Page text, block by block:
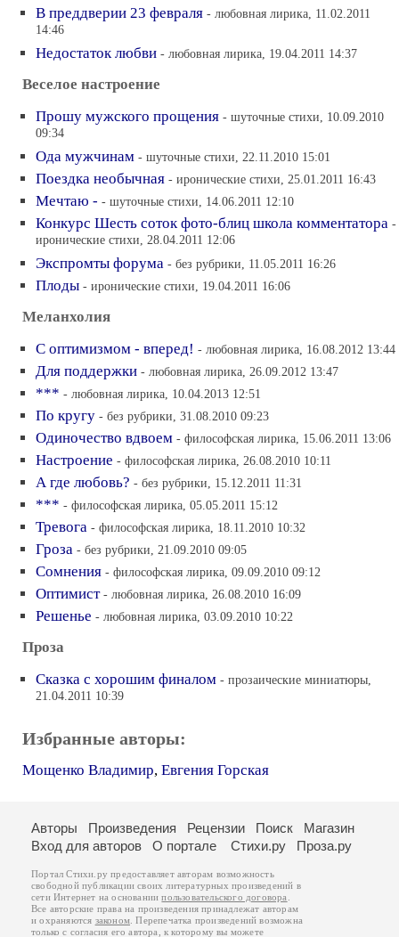
В преддверии 23 февраля - любовная лирика, 11.02.2011
14:46
Недостаток любви - любовная лирика, 19.04.2011 14:37
Веселое настроение
Прошу мужского прощения - шуточные стихи, 10.09.2010
09:34
Ода мужчинам - шуточные стихи, 22.11.2010 15:01
Поездка необычная - иронические стихи, 25.01.2011 16:43
Мечтаю - - шуточные стихи, 14.06.2011 12:10
Конкурс Шесть соток фото-блиц школа комментатора -
иронические стихи, 28.04.2011 12:06
Экспромты форума - без рубрики, 11.05.2011 16:26
Плоды - иронические стихи, 19.04.2011 16:06
Меланхолия
С оптимизмом - вперед! - любовная лирика, 16.08.2012 13:44
Для поддержки - любовная лирика, 26.09.2012 13:47
*** - любовная лирика, 10.04.2013 12:51
По кругу - без рубрики, 31.08.2010 09:23
Одиночество вдвоем - философская лирика, 15.06.2011 13:06
Настроение - философская лирика, 26.08.2010 10:11
А где любовь? - без рубрики, 15.12.2011 11:31
*** - философская лирика, 05.05.2011 15:12
Тревога - философская лирика, 18.11.2010 10:32
Гроза - без рубрики, 21.09.2010 09:05
Сомнения - философская лирика, 09.09.2010 09:12
Оптимист - любовная лирика, 26.08.2010 16:09
Решенье - любовная лирика, 03.09.2010 10:22
Проза
Сказка с хорошим финалом - прозаические миниатюры,
21.04.2011 10:39
Избранные авторы:
Мощенко Владимир, Евгения Горская
Авторы Произведения Рецензии Поиск
Магазин
Вход для авторов
О портале Стихи.ру Проза.ру
Портал Стихи.ру предоставляет авторам возможность
свободной публикации своих литературных произведений в
сети Интернет на основаниипользовательского договора
Все авторские права на произведения принадлежат авторам
и охраняются законом . Перепечатка произведений возможна
только с согласия его автора, к которому вы можете